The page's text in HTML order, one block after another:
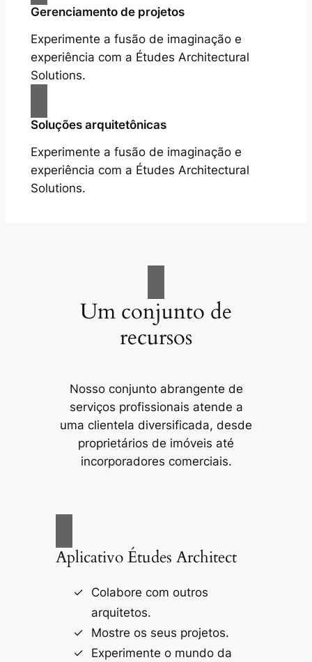
Gerenciamento de projetos
Experimente a fusão de imaginação e
experiência com a Études Architectural
Solutions.
Soluções arquitetônicas
Experimente a fusão de imaginação e
experiência com a Études Architectural
Solutions.
Um conjunto de
recursos
Nosso conjunto abrangente de
serviços profissionais atende a
uma clientela diversificada, desde
proprietários de imóveis até
incorporadores comerciais.
Aplicativo Études Architect
Colabore com outros
arquitetos.
Mostre os seus projetos.
Experimente o mundo da